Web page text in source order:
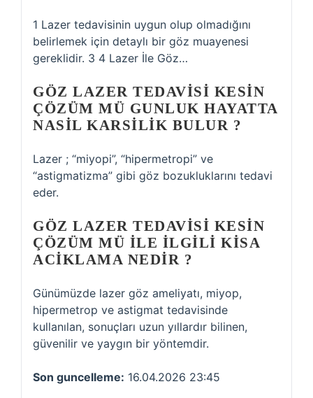
1 Lazer tedavisinin uygun olup olmadığını
belirlemek için detaylı bir göz muayenesi
gereklidir. 3 4 Lazer İle Göz…
GÖZ LAZER TEDAVISI KESIN
ÇÖZÜM MÜ GUNLUK HAYATTA
NASIL KARSILIK BULUR ?
Lazer ; “miyopi”, “hipermetropi” ve
“astigmatizma” gibi göz bozukluklarını tedavi
eder.
GÖZ LAZER TEDAVISI KESIN
ÇÖZÜM MÜ ILE ILGILI KISA
ACIKLAMA NEDIR ?
Günümüzde lazer göz ameliyatı, miyop,
hipermetrop ve astigmat tedavisinde
kullanılan, sonuçları uzun yıllardır bilinen,
güvenilir ve yaygın bir yöntemdir.
Son guncelleme: 16.04.2026 23:45